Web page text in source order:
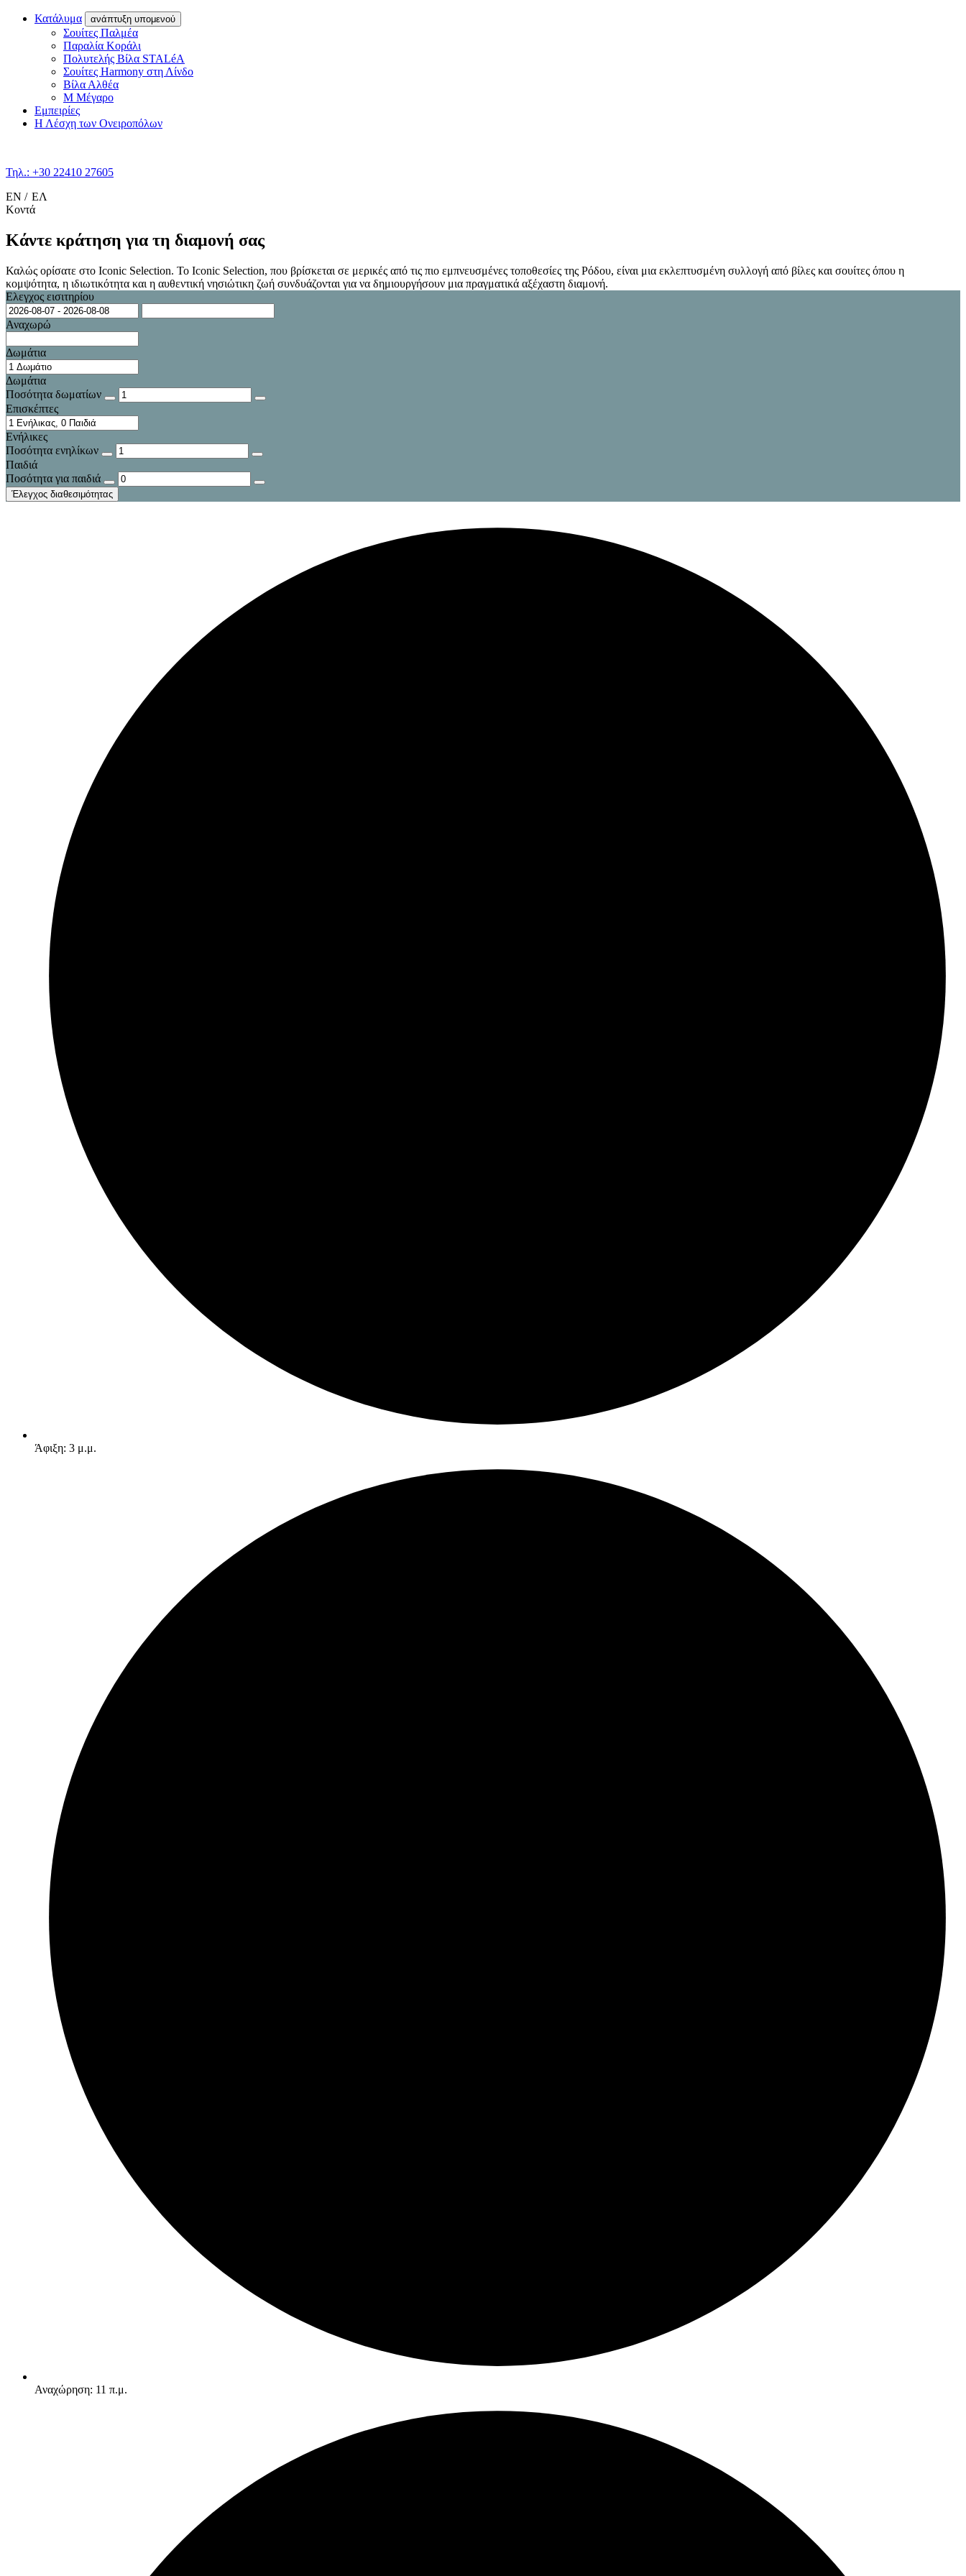
Κατάλυμα ανάπτυξη υπομενού
Σουίτες Παλμέα
Παραλία Κοράλι
Πολυτελής Βίλα STALéA
Σουίτες Harmony στη Λίνδο
Βίλα Αλθέα
Μ Μέγαρο
Εμπειρίες
Η Λέσχη των Ονειροπόλων
Τηλ.: +30 22410 27605
EN
ΕΛ
Κοντά
Κάντε κράτηση για τη διαμονή σας
Καλώς ορίσατε στο Iconic Selection. Το Iconic Selection, που βρίσκεται σε μερικές από τις πιο εμπνευσμένες τοποθεσίες της Ρόδου, είναι μια εκλεπτυσμένη συλλογή από βίλες και σουίτες όπου η
κομψότητα, η ιδιωτικότητα και η αυθεντική νησιώτικη ζωή συνδυάζονται για να δημιουργήσουν μια πραγματικά αξέχαστη διαμονή.
Ελεγχος εισιτηρίου
Αναχωρώ
Δωμάτια
Δωμάτια
Ποσότητα δωματίων
Επισκέπτες
Ενήλικες
Ποσότητα ενηλίκων
Παιδιά
Ποσότητα για παιδιά
Έλεγχος διαθεσιμότητας
Άφιξη: 3 μ.μ.
Αναχώρηση: 11 π.μ.